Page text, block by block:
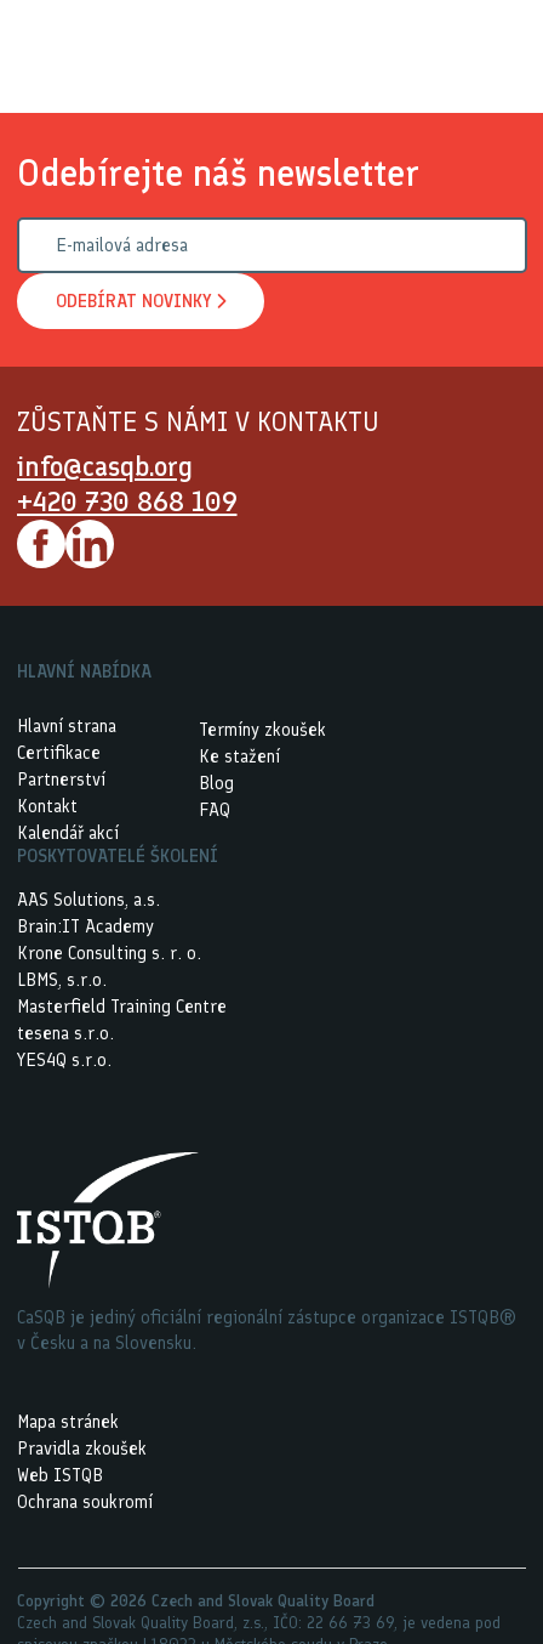
Odebírejte náš newsletter
ODEBÍRAT NOVINKY
ZŮSTAŇTE S NÁMI V KONTAKTU
info@casqb.org
+420 730 868 109
HLAVNÍ NABÍDKA
Hlavní strana
Certifikace
Partnerství
Kontakt
Kalendář akcí
Termíny zkoušek
Ke stažení
Blog
FAQ
POSKYTOVATELÉ ŠKOLENÍ
AAS Solutions, a.s.
Brain:IT Academy
Krone Consulting s. r. o.
LBMS, s.r.o.
Masterfield Training Centre
tesena s.r.o.
YES4Q s.r.o.
CaSQB je jediný oficiální regionální zástupce organizace ISTQB®
v Česku a na Slovensku.
Mapa stránek
Pravidla zkoušek
Web ISTQB
Ochrana soukromí
Copyright © 2026 Czech and Slovak Quality Board
Czech and Slovak Quality Board, z.s., IČO: 22 66 73 69, je vedena pod
Tento web využívá cookies. V zájmu zlepšování
poskytovaných služeb se může kromě nezbytných cookies